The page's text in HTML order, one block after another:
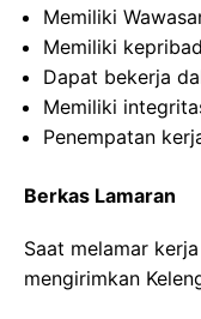
Memiliki
Memiliki
Dapat bekerja
Memiliki
Penempatan
Berkas Lamaran
Saat melamar
mengirimkan